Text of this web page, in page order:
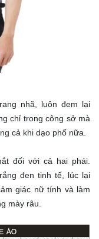
nhã, luôn đem lại
chỉ trong công sở mà
cả khi dạo phố nữa.
đối với cả hai phái.
đen tinh tế, lúc lại
giác nữ tính và làm
mày râu.